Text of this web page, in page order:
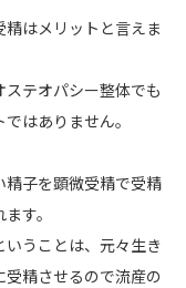
はメリットと言えま
テオパシー整体でも
はありません。
子を顕微受精で受精
す。
うことは、元々生き
精させるので流産の